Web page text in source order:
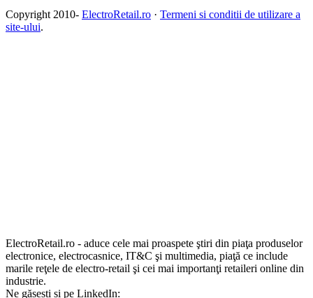
Copyright 2010- ElectroRetail.ro · Termeni si conditii de utilizare a
site-ului.
ElectroRetail.ro - aduce cele mai proaspete ştiri din piaţa produselor
electronice, electrocasnice, IT&C şi multimedia, piaţă ce include
marile reţele de electro-retail şi cei mai importanţi retaileri online din
industrie.
Ne găsești și pe LinkedIn: